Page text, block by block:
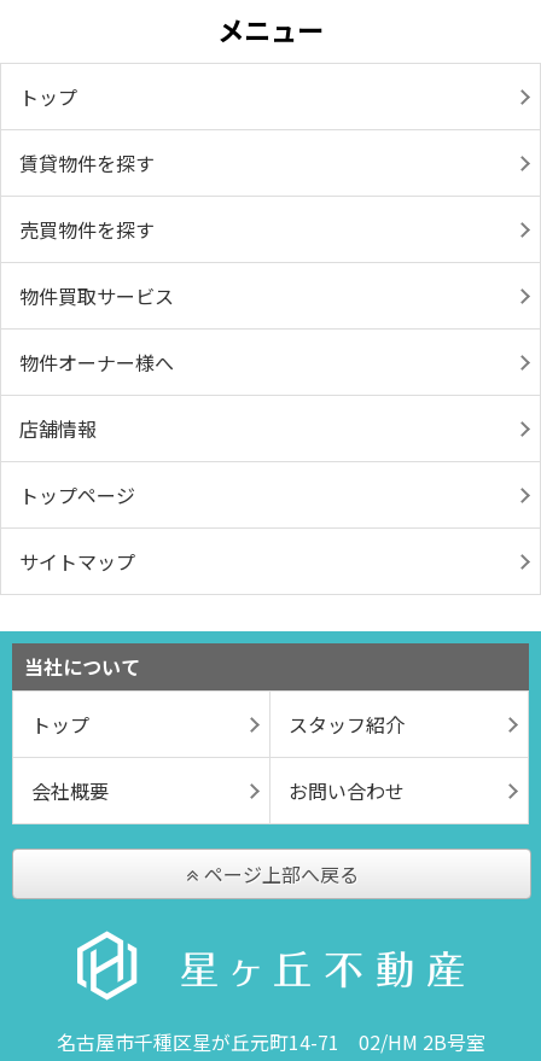
メニュー
トップ
賃貸物件を探す
売買物件を探す
物件買取サービス
物件オーナー様へ
店舗情報
トップページ
サイトマップ
当社について
トップ
スタッフ紹介
会社概要 お問い合わせ
ページ上部へ戻る
名古屋市千種区星が丘元町14-71 02/HM 2B号室